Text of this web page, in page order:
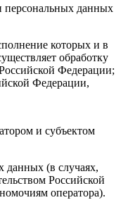
персональных данных
которых и в
обработку
Федерации;
Федерации,
и субъектом
данных (в случаях,
Российской
оператора).